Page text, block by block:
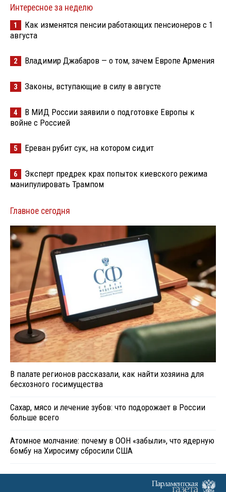
Интересное за неделю
1
Как изменятся пенсии работающих пенсионеров с 1
августа
2 Владимир Джабаров — о том, зачем Европе Армения
3 Законы, вступающие в силу в августе
4
В МИД России заявили о подготовке Европы к
войне с Россией
5 Ереван рубит сук, на котором сидит
6
Эксперт предрек крах попыток киевского режима
манипулировать Трампом
Главное сегодня
В палате регионов рассказали, как найти хозяина для
бесхозного госимущества
Сахар, мясо и лечение зубов: что подорожает в России
больше всего
Атомное молчание: почему в ООН «забыли», что ядерную
бомбу на Хиросиму сбросили США